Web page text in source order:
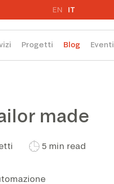
EN IT
Progetti Blog Eventi
made
5 min read